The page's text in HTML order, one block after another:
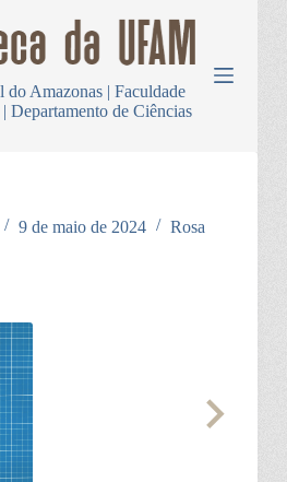
do Amazonas | Faculdade
Departamento de Ciências
9 de maio de 2024 Rosa